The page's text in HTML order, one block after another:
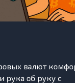
валют
рука об руку с